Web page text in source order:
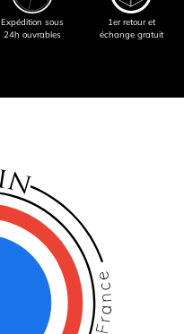
Expédition sous
24h ouvrables
1er retour et
échange gratuit